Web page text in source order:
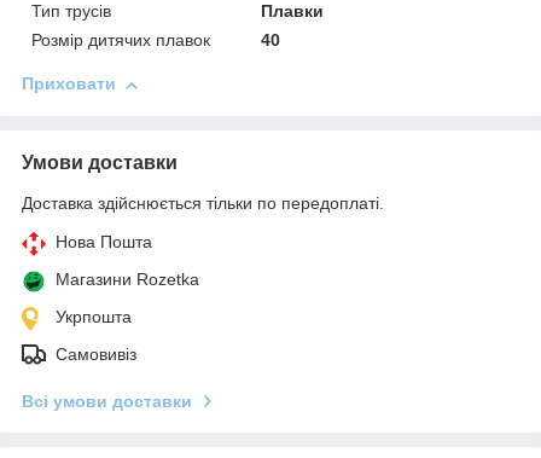
Тип трусів
Плавки
Розмір дитячих плавок
40
Приховати
Умови доставки
Доставка здійснюється тільки по передоплаті.
Нова Пошта
Магазини Rozetka
Укрпошта
Самовивіз
Всі умови доставки